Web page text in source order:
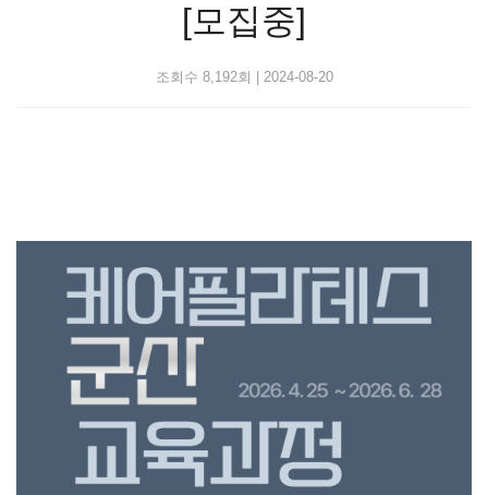
[모집중]
조회수 8,192회 2024-08-20